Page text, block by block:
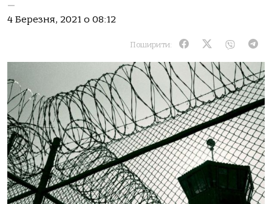
—
4 Березня, 2021 о 08:12
Поширити: